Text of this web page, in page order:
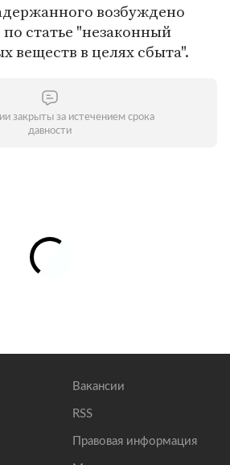
возбуждено
статье "незаконный
веществ в целях сбыта".
закрыты за истечением срока
давности
Вакансии
RSS
Правовая информация